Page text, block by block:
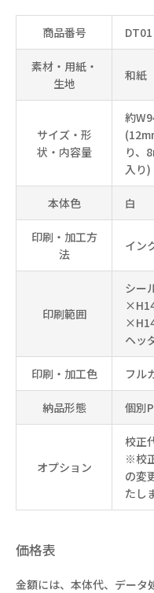
商品番号 DT01
素材・用紙・
生地
和紙
サイズ・形
状・内容量
約
り、
入り)
本体色 白
印刷・加工方
法
イン
印刷範囲
シー
ヘッ
印刷・加工色 フル
納品形態 個別
オプション
校正
※校
の変
たし
価格表
金額には、本体代、データ